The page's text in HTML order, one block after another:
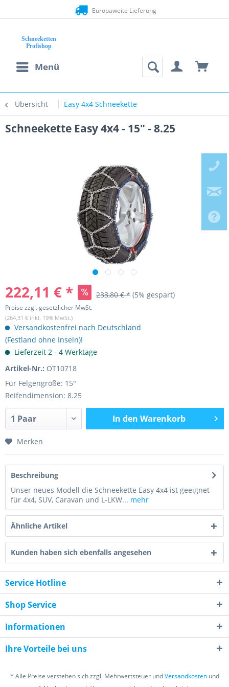
Europaweite Lieferung
Menü
Übersicht Easy 4x4 Schneekette
Schneekette Easy 4x4 - 15" - 8.25
222,11 € * 233,80 € * (5% gespart)
Preise zzgl. gesetzlicher MwSt.
(264,31 € inkl. 19% MwSt.)
Versandkostenfrei nach Deutschland
(Festland ohne Inseln)!
Lieferzeit 2 - 4 Werktage
Artikel-Nr.: OT10718
Für Felgengröße: 15"
Reifendimension: 8.25
In den Warenkorb
Merken
Beschreibung
Unser neues Modell die Schneekette Easy 4x4 ist geeignet
für 4x4, SUV, Caravan und L-LKW... mehr
Ähnliche Artikel
Kunden haben sich ebenfalls angesehen
Service Hotline
Shop Service
Informationen
Ihre Vorteile bei uns
* Alle Preise verstehen sich zzgl. Mehrwertsteuer undVersandkostenund